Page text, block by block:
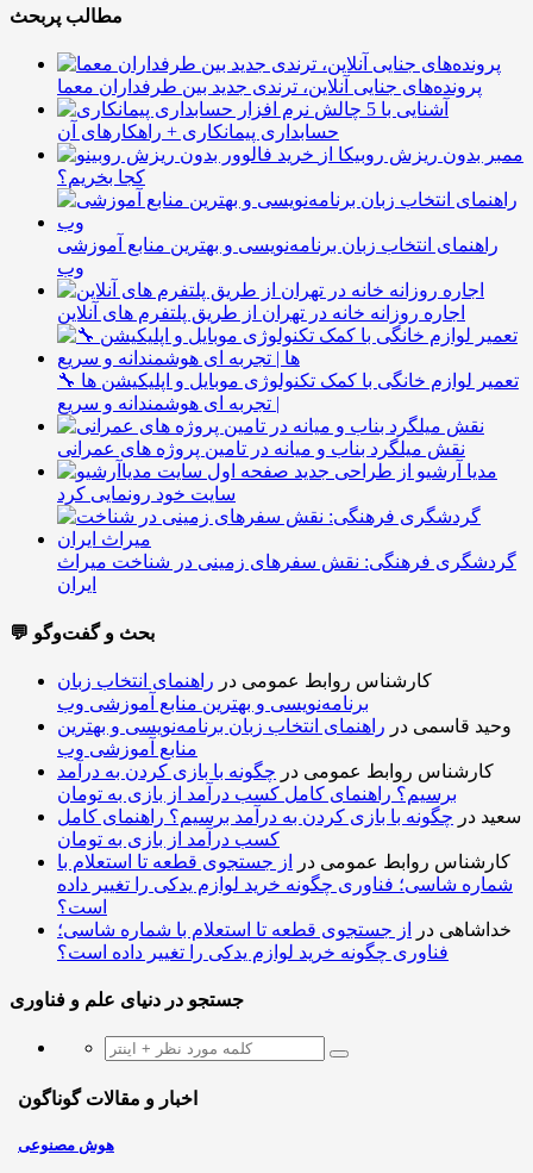
مطالب پربحث
پرونده‌های جنایی آنلاین، ترندی جدید بین طرفداران معما
آشنایی با 5 چالش
حسابداری پیمانکاری + راهکارهای آن
ممبر بدون ریزش روبیکا از
کجا بخریم؟
راهنمای انتخاب زبان برنامه‌نویسی و بهترین منابع آموزشی
وب
اجاره روزانه خانه در تهران از طریق پلتفرم های آنلاین
🔧 تعمیر لوازم خانگی با کمک تکنولوژی موبایل و اپلیکیشن ها
| تجربه ای هوشمندانه و سریع
نقش میلگرد بناب و میانه در تامین پروژه های عمرانی
مدیا آرشیو از طراحی جدید
سایت خود رونمایی کرد
گردشگری فرهنگی: نقش سفرهای زمینی در شناخت میراث
ایران
💬 بحث و گفت‌وگو
کارشناس روابط عمومی در راهنمای انتخاب زبان
برنامه‌نویسی و بهترین منابع آموزشی وب
وحید قاسمی در راهنمای انتخاب زبان برنامه‌نویسی و بهترین
منابع آموزشی وب
کارشناس روابط عمومی در چگونه با بازی کردن به درآمد
برسیم؟ راهنمای کامل کسب درآمد از بازی به تومان
سعید در چگونه با بازی کردن به درآمد برسیم؟ راهنمای کامل
کسب درآمد از بازی به تومان
کارشناس روابط عمومی در
از جستجوی قطعه تا استعلام با
شماره شاسی؛ فناوری چگونه خرید لوازم یدکی را تغییر داده
است؟
خداشاهی در
از جستجوی قطعه تا استعلام با شماره شاسی؛
فناوری چگونه خرید لوازم یدکی را تغییر داده است؟
جستجو در دنیای علم و فناوری
اخبار و مقالات گوناگون
هوش مصنوعی